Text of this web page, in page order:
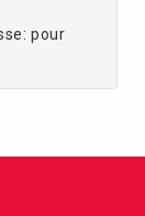
pour